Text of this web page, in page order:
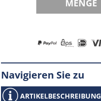
MENGE
Navigieren Sie zu
ARTIKELBESCHREIBUNG